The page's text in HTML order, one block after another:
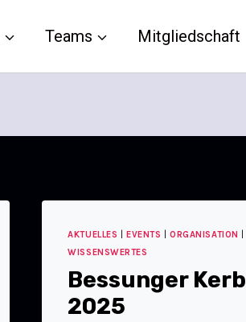
Teams Mitgliedschaft
AKTUELLES |EVENTS |ORGANISATION
WISSENSWERTES
Bessunger Kerb
2025